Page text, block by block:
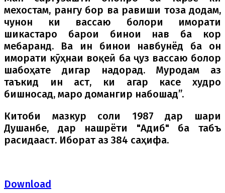
мехостам, рангу бор ва равиши тоза додам,
чунон ки вассаю болори иморати
шикастаро барои бинои нав ба кор
мебаранд. Ва ин бинои навбунёд ба он
иморати кӯҳнаи воқеӣ ба ҷуз вассаю болор
шабоҳате дигар надорад. Муродам аз
таъкид ин аст, ки агар касе худро
бишносад, маро домангир набошад”.
Китоби мазкур соли 1987 дар шари
Душанбе, дар нашрёти "Адиб" ба табъ
расидааст. Иборат аз 384 саҳифа.
Download